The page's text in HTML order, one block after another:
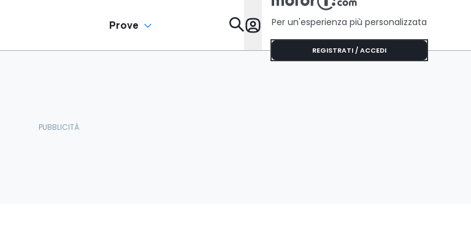
Prove Da Sapere
Per un'esperienza più personalizzata
REGISTRATI / ACCEDI